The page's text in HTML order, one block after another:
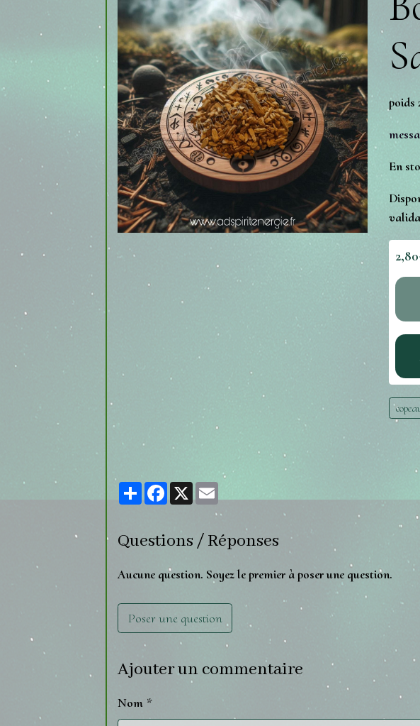
poids
En
PartagerFacebook
X
Questions / Réponses
Aucune question. Soyez le premier à poser une question.
Poser une question
Ajouter un commentaire
Nom